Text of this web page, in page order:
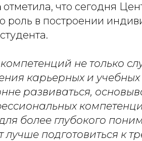
отметила, что сегодня
роль в построении
не только
карьерных и
развиваться,
более глубокого
лучше подготовиться к